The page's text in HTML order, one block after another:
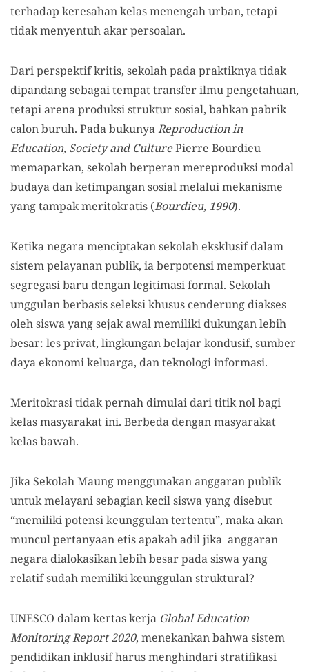
terhadap keresahan kelas menengah urban, tetapi
tidak menyentuh akar persoalan.
Dari perspektif kritis, sekolah pada praktiknya tidak
dipandang sebagai tempat transfer ilmu pengetahuan,
tetapi arena produksi struktur sosial, bahkan pabrik
calon buruh. Pada bukunyaReproduction in
Education, Society and CulturePierre Bourdieu
memaparkan, sekolah berperan mereproduksi modal
budaya dan ketimpangan sosial melalui mekanisme
yang tampak meritokratis (Bourdieu, 1990).
Ketika negara menciptakan sekolah eksklusif dalam
sistem pelayanan publik, ia berpotensi memperkuat
segregasi baru dengan legitimasi formal. Sekolah
unggulan berbasis seleksi khusus cenderung diakses
oleh siswa yang sejak awal memiliki dukungan lebih
besar: les privat, lingkungan belajar kondusif, sumber
daya ekonomi keluarga, dan teknologi informasi.
Meritokrasi tidak pernah dimulai dari titik nol bagi
kelas masyarakat ini. Berbeda dengan masyarakat
kelas bawah.
Jika Sekolah Maung menggunakan anggaran publik
untuk melayani sebagian kecil siswa yang disebut
“memiliki potensi keunggulan tertentu”, maka akan
muncul pertanyaan etis apakah adil jika anggaran
negara dialokasikan lebih besar pada siswa yang
relatif sudah memiliki keunggulan struktural?
UNESCO dalam kertas kerja Global Education
Monitoring Report 2020, menekankan bahwa sistem
pendidikan inklusif harus menghindari stratifikasi